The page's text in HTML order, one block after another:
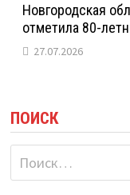
Новгородская
отметила 80-
27.07.2026
ПОИСК
Найти: